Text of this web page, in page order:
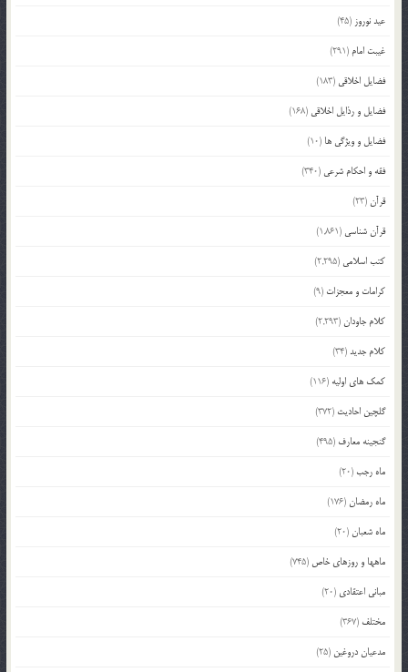
عید نوروز (45)
غیبت امام (291)
فضایل اخلاقی (183)
فضایل و رذایل اخلاقی (168)
فضایل و ویژگی ها (10)
فقه و احکام شرعی (340)
قرآن(23)
قرآن شناسی (1,861)
کتب اسلامی (2,295)
کرامات و معجزات (9)
کلام جاودان(2,293)
کلام جدید(34)
کمک های اولیه (116)
گلچین احادیث (372)
گنجینه معارف (495)
ماه رجب(20)
ماه رمضان(176)
ماه شعبان(20)
ماهها و روزهای خاص (745)
مبانی اعتقادی (20)
مختلف (367)
مدعیان دروغین (25)